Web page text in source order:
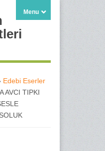
Menu
Edebi Eserler
AVCI TIPKI